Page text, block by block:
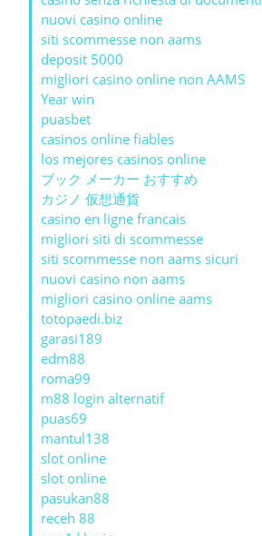
nuovi casino online
siti scommesse non aams
deposit 5000
migliori casino online non AAMS
Year win
puasbet
casinos online fiables
los mejores casinos online
ブック メーカー おすすめ
カジノ 仮想通貨
casino en ligne francais
migliori siti di scommesse
siti scommesse non aams sicuri
nuovi casino non aams
migliori casino online aams
totopaedi.biz
garasi189
edm88
roma99
m88 login alternatif
puas69
mantul138
slot online
slot online
pasukan88
receh 88